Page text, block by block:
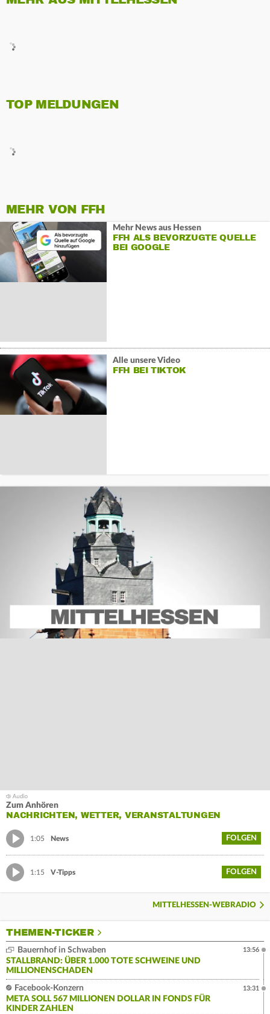
TOP MELDUNGEN
MEHR VON FFH
Mehr News aus Hessen
FFH ALS BEVORZUGTE QUELLE
BEI GOOGLE
Alle unsere Video
FFH BEI TIKTOK
Zum Anhören
NACHRICHTEN, WETTER, VERANSTALTUNGEN
1:05 News FOLGEN
1:15 V-Tipps FOLGEN
MITTELHESSEN-WEBRADIO
THEMEN-TICKER
Bauernhof in Schwaben
STALLBRAND: ÜBER 1.000 TOTE SCHWEINE UND
MILLIONENSCHADEN
13:56
Facebook-Konzern
META SOLL 567 MILLIONEN DOLLAR IN FONDS FÜR
KINDER ZAHLEN
13:31